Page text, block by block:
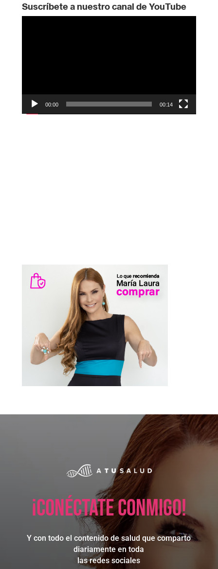
Suscríbete a nuestro canal de YouTube
00:00 00:14
¡Conéctate conmigo!
Y con todo el contenido de salud que comparto
diariamente en toda
las redes sociales